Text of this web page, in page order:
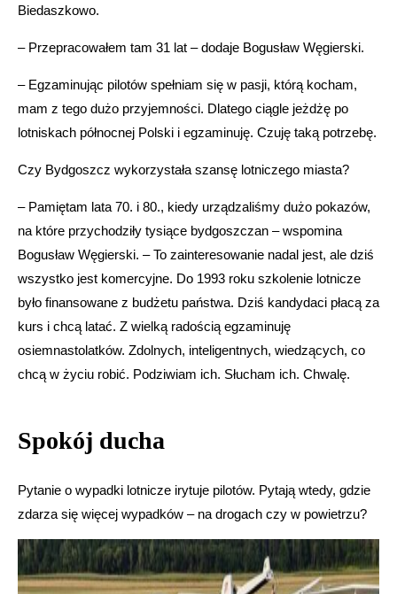
Biedaszkowo.
– Przepracowałem tam 31 lat – dodaje Bogusław Węgierski.
– Egzaminując pilotów spełniam się w pasji, którą kocham,
mam z tego dużo przyjemności. Dlatego ciągle jeżdżę po
lotniskach północnej Polski i egzaminuję. Czuję taką potrzebę.
Czy Bydgoszcz wykorzystała szansę lotniczego miasta?
– Pamiętam lata 70. i 80., kiedy urządzaliśmy dużo pokazów,
na które przychodziły tysiące bydgoszczan – wspomina
Bogusław Węgierski. – To zainteresowanie nadal jest, ale dziś
wszystko jest komercyjne. Do 1993 roku szkolenie lotnicze
było finansowane z budżetu państwa. Dziś kandydaci płacą za
kurs i chcą latać. Z wielką radością egzaminuję
osiemnastolatków. Zdolnych, inteligentnych, wiedzących, co
chcą w życiu robić. Podziwiam ich. Słucham ich. Chwalę.
Spokój ducha
Pytanie o wypadki lotnicze irytuje pilotów. Pytają wtedy, gdzie
zdarza się więcej wypadków – na drogach czy w powietrzu?